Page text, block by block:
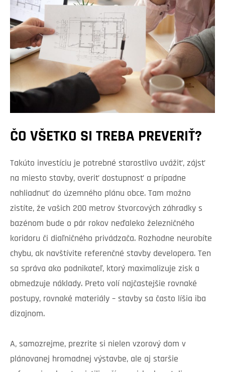
ČO VŠETKO SI TREBA PREVERIŤ?
Takúto investíciu je potrebné starostlivo uvážiť, zájsť
na miesto stavby, overiť dostupnosť a prípadne
nahliadnuť do územného plánu obce. Tam možno
zistíte, že vašich 200 metrov štvorcových záhradky s
bazénom bude o pár rokov neďaleko železničného
koridoru či diaľničného privádzača. Rozhodne neurobíte
chybu, ak navštívite referenčné stavby developera. Ten
sa správa ako podnikateľ, ktorý maximalizuje zisk a
obmedzuje náklady. Preto volí najčastejšie rovnaké
postupy, rovnaké materiály – stavby sa často líšia iba
dizajnom.
A, samozrejme, prezrite si nielen vzorový dom v
plánovanej hromadnej výstavbe, ale aj staršie